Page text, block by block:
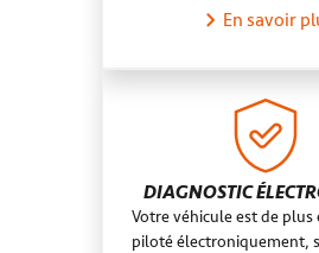
En savoir
DIAGNOSTIC
Votre véhicule est de plus
piloté électroniquement,